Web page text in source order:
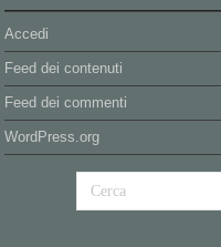
Accedi
Feed dei contenuti
Feed dei commenti
WordPress.org